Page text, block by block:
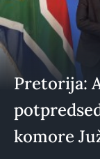
Pretorija:
komore